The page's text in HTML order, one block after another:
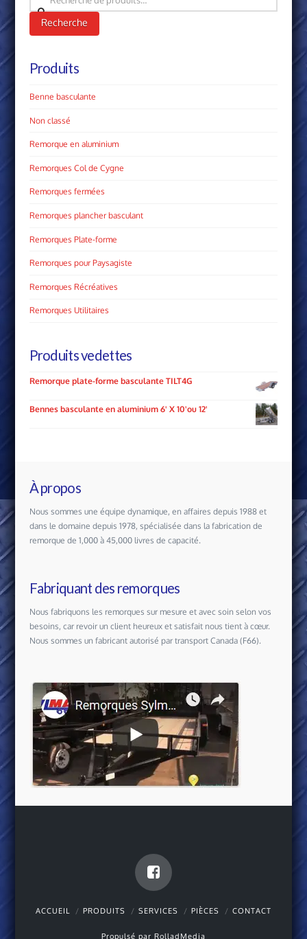
pour :
Recherche
Produits
Benne basculante
Non classé
Remorque en aluminium
Remorques Col de Cygne
Remorques fermées
Remorques plancher basculant
Remorques Plate­-forme
Remorques pour Paysagiste
Remorques Récréatives
Remorques Utilitaires
Produits vedettes
Remorque plate-forme basculante TILT4G
Bennes basculante en aluminium 6' X 10'ou 12'
À propos
Nous sommes une équipe dynamique, en affaires depuis 1988 et
dans le domaine depuis 1978, spécialisée dans la fabrication de
remorque de 1,000 à 45,000 livres de capacité.
Fabriquant des remorques
Nous fabriquons les remorques sur mesure et avec soin selon vos
besoins, car revoir un client heureux et satisfait nous tient à cœur.
Nous sommes un fabricant autorisé par transport Canada (F66).
ACCUEIL PRODUITS SERVICES PIÈCES CONTACT
Propulsé par RolladMedia